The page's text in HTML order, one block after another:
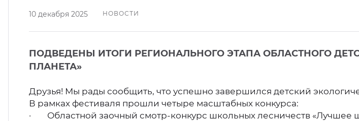
10 декабря 2025 НОВОСТИ
ПОДВЕДЕНЫ ИТОГИ РЕГИОНАЛЬНОГО ЭТАПА ОБЛАСТНОГО
ПЛАНЕТА»
Друзья! Мы рады сообщить, что успешно завершился детский
В рамках фестиваля прошли четыре масштабных конкурса:
· Областной заочный смотр-конкурс школьных лесничеств «Лучшее